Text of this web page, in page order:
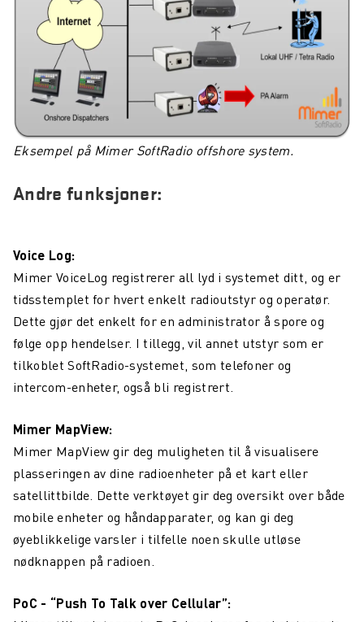
Eksempel på Mimer SoftRadio offshore system.
Andre funksjoner:
Voice Log:
Mimer VoiceLog registrerer all lyd i systemet ditt, og er
tidsstemplet for hvert enkelt radioutstyr og operatør.
Dette gjør det enkelt for en administrator å spore og
følge opp hendelser. I tillegg, vil annet utstyr som er
tilkoblet SoftRadio-systemet, som telefoner og
intercom-enheter, også bli registrert.
Mimer MapView:
Mimer MapView gir deg muligheten til å visualisere
plasseringen av dine radioenheter på et kart eller
satellittbilde. Dette verktøyet gir deg oversikt over både
mobile enheter og håndapparater, og kan gi deg
øyeblikkelige varsler i tilfelle noen skulle utløse
nødknappen på radioen.
PoC - “Push To Talk over Cellular”: